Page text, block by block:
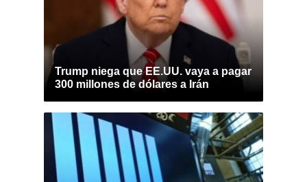
Trump niega que EE.UU. vaya a pagar
300 millones de dólares a Irán